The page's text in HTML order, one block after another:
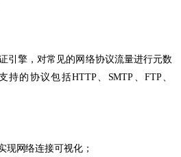
引擎，对常见的网络协议流量进行元数
的协议包括HTTP、SMTP、FTP、
现网络连接可视化；